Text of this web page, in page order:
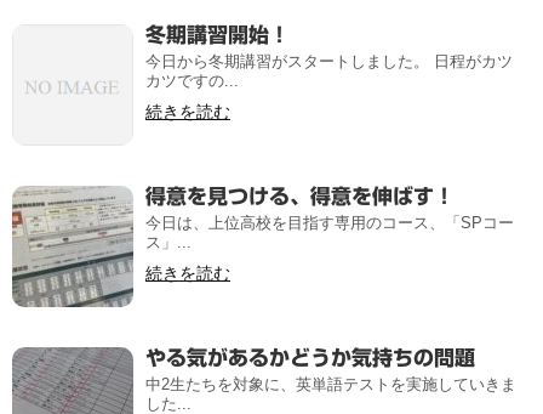
冬期講習開始！
今日から冬期講習がスタートしました。 日程がカツ
カツですの...
続きを読む
得意を見つける、得意を伸ばす！
今日は、上位高校を目指す専用のコース、「SPコー
ス」...
続きを読む
やる気があるかどうか気持ちの問題
中2生たちを対象に、英単語テストを実施していきま
した...